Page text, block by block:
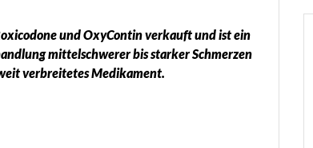
und OxyContin verkauft und ist ein
mittelschwerer bis starker Schmerzen
verbreitetes Medikament.